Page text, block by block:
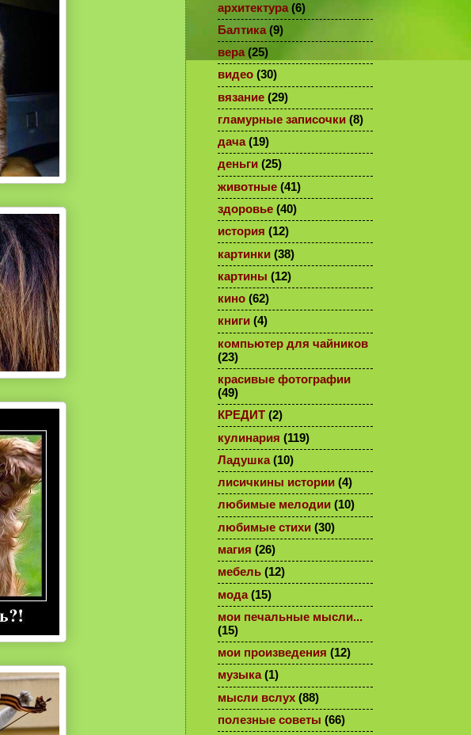
архитектура (6)
Балтика (9)
вера (25)
видео (30)
вязание (29)
гламурные записочки (8)
дача (19)
деньги (25)
животные (41)
здоровье (40)
история (12)
картинки (38)
картины (12)
кино (62)
книги (4)
компьютер для чайников
(23)
красивые фотографии
(49)
КРЕДИТ (2)
кулинария (119)
Ладушка (10)
лисичкины истории (4)
любимые мелодии (10)
любимые стихи (30)
магия (26)
мебель (12)
мода (15)
мои печальные мысли...
(15)
мои произведения (12)
музыка (1)
мысли вслух (88)
полезные советы (66)